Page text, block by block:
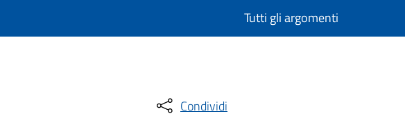
Tutti gli argomenti
Condividi